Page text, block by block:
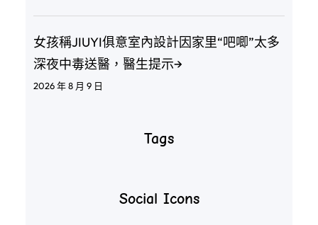
女孩稱JIUYI俱意室內設計因家里“吧唧”太多
深夜中毒送醫，醫生提示→
2026 年 8 月 9 日
Tags
Social Icons